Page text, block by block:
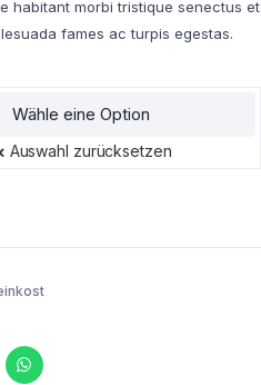
habitant morbi tristique senectus et
fames ac turpis egestas.
Auswahl zurücksetzen